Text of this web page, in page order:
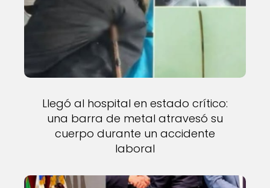
Llegó al hospital en estado crítico:
una barra de metal atravesó su
cuerpo durante un accidente
laboral